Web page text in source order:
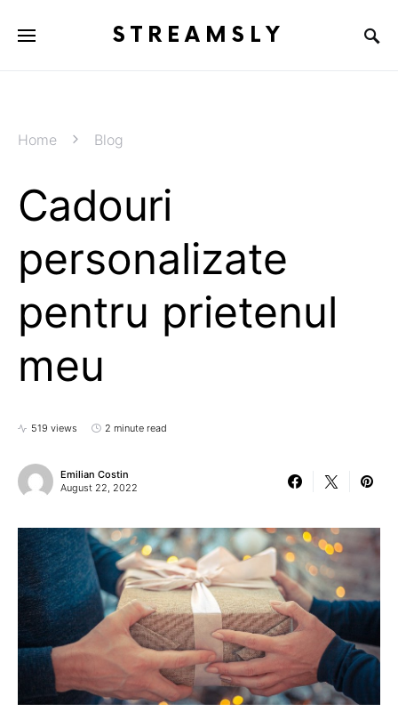
STREAMSLY
Home Blog
Cadouri
personalizate
pentru prietenul
meu
519 views 2 minute read
Emilian Costin
August 22, 2022